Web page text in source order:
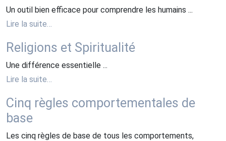
Un outil bien efficace pour comprendre les humains ...
Lire la suite…
Religions et Spiritualité
Une différence essentielle ...
Lire la suite…
Cinq règles comportementales de
base
Les cinq règles de base de tous les comportements,